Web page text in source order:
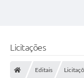
Licitações
Editais